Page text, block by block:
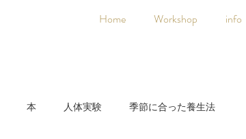
Home Workshop info
本 人体実験 季節に合った養生法